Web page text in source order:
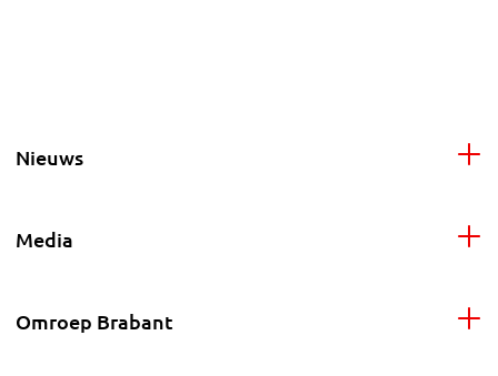
Nieuws
Media
Omroep Brabant